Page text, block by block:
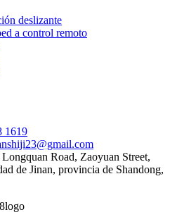
deslizante
a control remoto
1619
Road, Zaoyuan Street,
de Jinan, provincia de Shandong,